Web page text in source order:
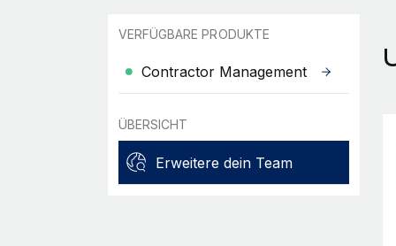
VERFÜGBARE PRODUKTE
Contractor Management
ÜBERSICHT
Erweitere dein Team